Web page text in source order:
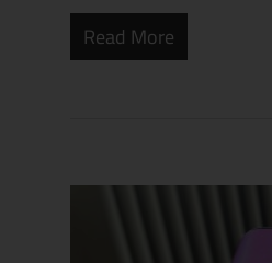
Read More